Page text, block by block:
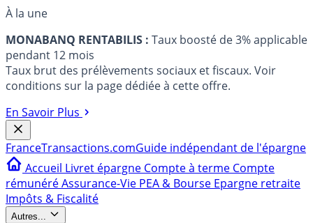
À la une
MONABANQ RENTABILIS : Taux boosté de 3% applicable
pendant 12 mois
Taux brut des prélèvements sociaux et fiscaux. Voir
conditions sur la page dédiée à cette offre.
En Savoir Plus
FranceTransactions.comGuide indépendant de l'épargne
Accueil Livret épargne Compte à terme Compte
rémunéréAssurance-Vie PEA & Bourse Epargne retraite
Impôts & Fiscalité
Autres...